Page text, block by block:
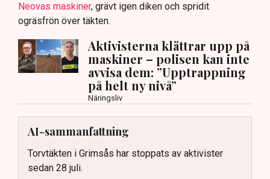
Neovas maskiner, grävt igen diken och spridit
ogräsfrön över täkten.
Aktivisterna klättrar upp på
maskiner – polisen kan inte
avvisa dem: ”Upptrappning
på helt ny nivå”
Näringsliv
AI-sammanfattning
Torvtäkten i Grimsås har stoppats av aktivister
sedan 28 juli.